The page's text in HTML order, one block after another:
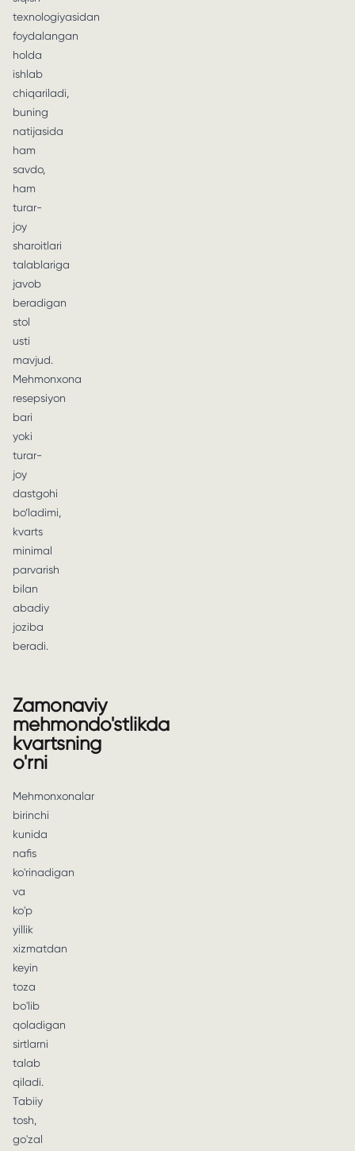
texnologiyasidan
foydalangan
holda
ishlab
chiqariladi,
buning
natijasida
ham
savdo,
ham
turar-
joy
sharoitlari
talablariga
javob
beradigan
stol
usti
mavjud.
Mehmonxona
resepsiyon
bari
yoki
turar-
joy
dastgohi
bo‘ladimi,
kvarts
minimal
parvarish
bilan
abadiy
joziba
beradi.
Zamonaviy
mehmondo'stlikda
kvartsning
o'rni
Mehmonxonalar
birinchi
kunida
nafis
ko'rinadigan
va
ko'p
yillik
xizmatdan
keyin
toza
bo'lib
qoladigan
sirtlarni
talab
qiladi.
Tabiiy
tosh,
go'zal